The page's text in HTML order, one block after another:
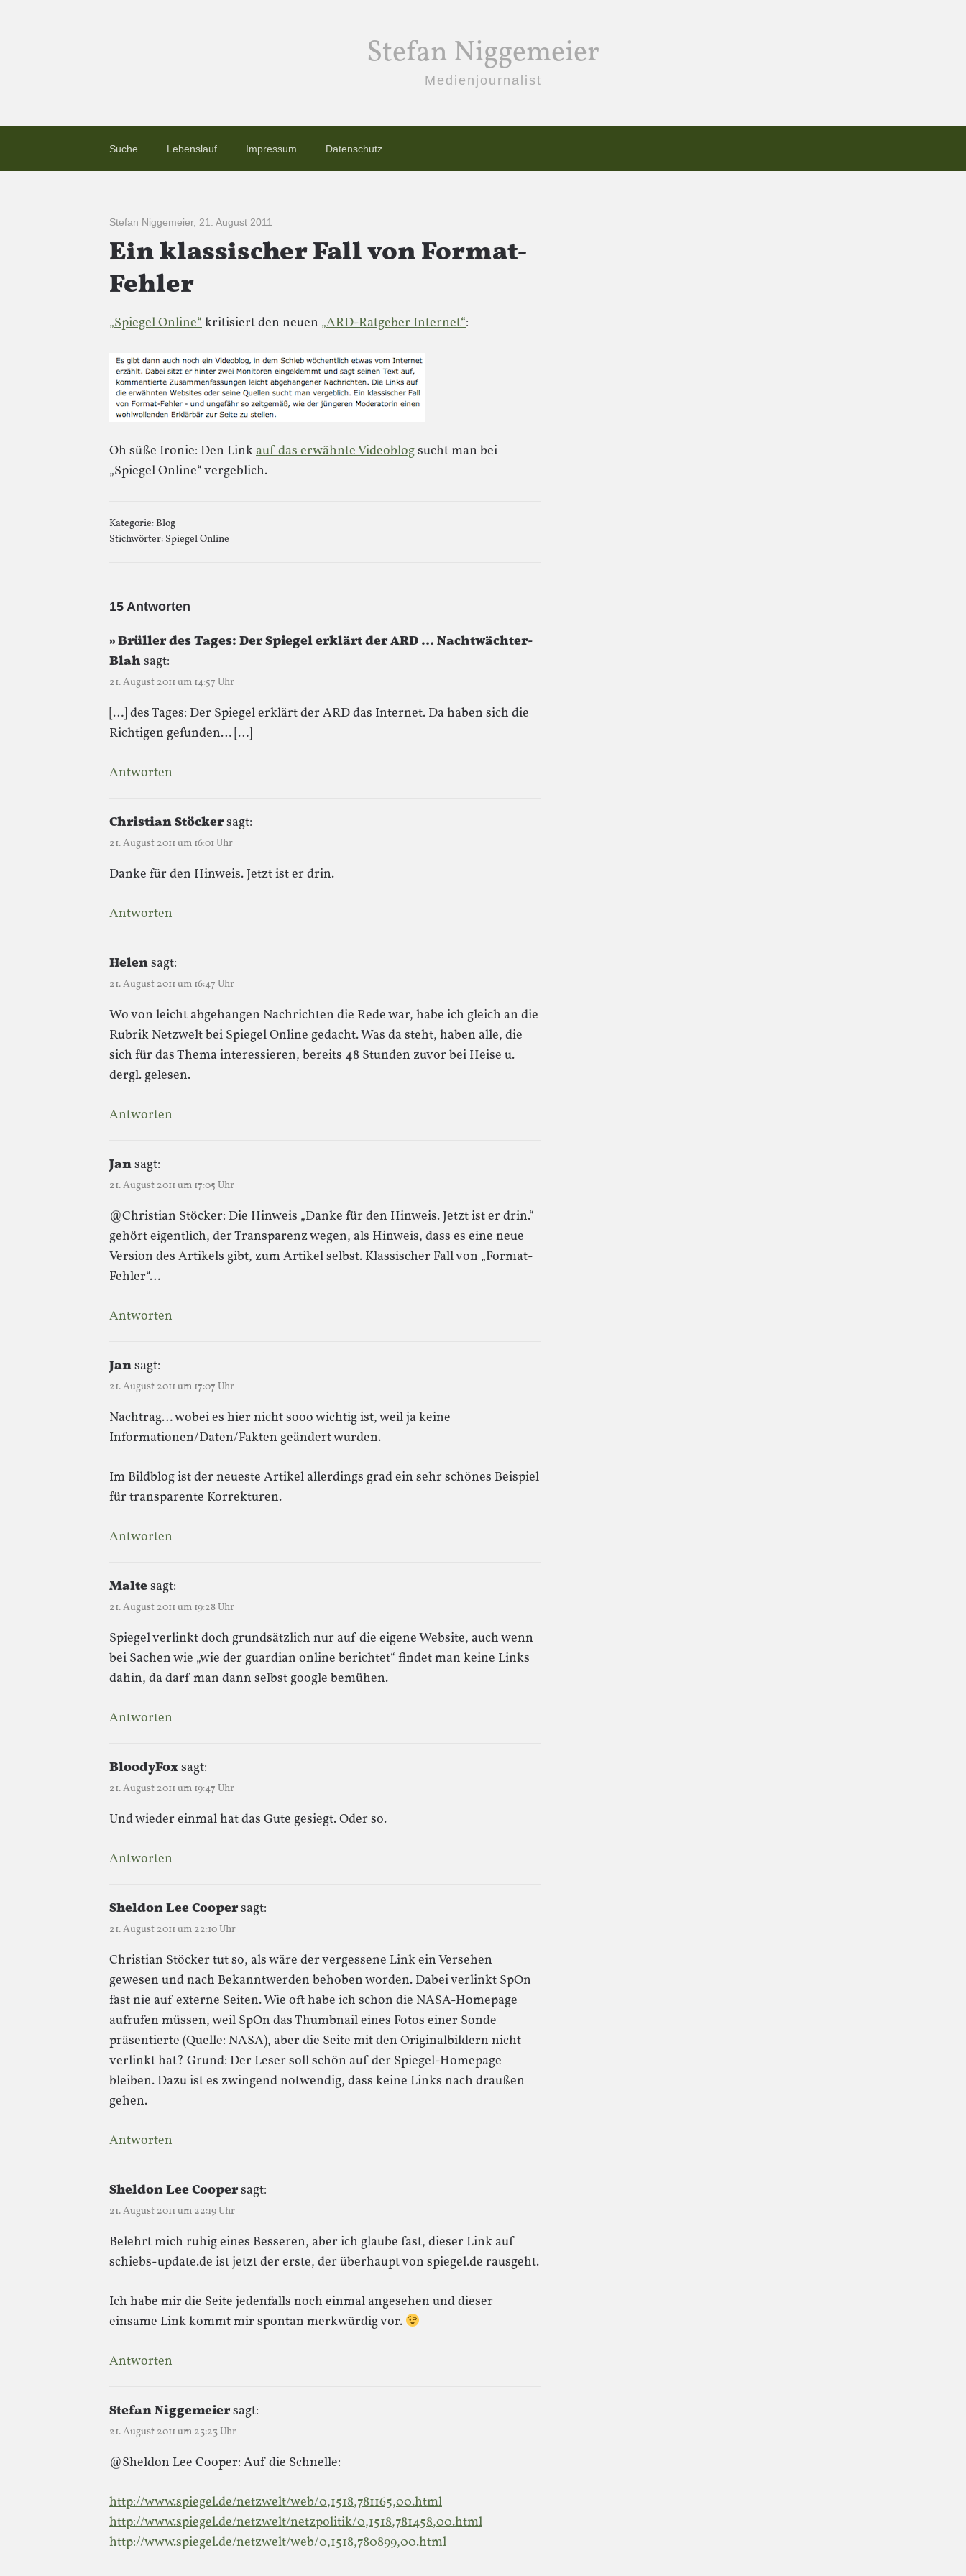
Stefan Niggemeier
Medienjournalist
Suche Lebenslauf Impressum Datenschutz
Stefan Niggemeier, 21. August 2011
Ein klassischer Fall von Format-
Fehler
„Spiegel Online“kritisiert den neuen „ARD-Ratgeber Internet“:
Oh süße Ironie: Den Linkauf das erwähnte Videoblogsucht man bei
„Spiegel Online“ vergeblich.
Kategorie:Blog
Stichwörter: Spiegel Online
15 Antworten
» Brüller des Tages: Der Spiegel erklärt der ARD … Nachtwächter-
Blah sagt:
21. August 2011 um 14:57 Uhr
[…] des Tages: Der Spiegel erklärt der ARD das Internet. Da haben sich die
Richtigen gefunden… […]
Antworten
Christian Stöckersagt:
21. August 2011 um 16:01 Uhr
Danke für den Hinweis. Jetzt ist er drin.
Antworten
Helensagt:
21. August 2011 um 16:47 Uhr
Wo von leicht abgehangen Nachrichten die Rede war, habe ich gleich an die
Rubrik Netzwelt bei Spiegel Online gedacht. Was da steht, haben alle, die
sich für das Thema interessieren, bereits 48 Stunden zuvor bei Heise u.
dergl. gelesen.
Antworten
Jansagt:
21. August 2011 um 17:05 Uhr
@Christian Stöcker: Die Hinweis „Danke für den Hinweis. Jetzt ist er drin.“
gehört eigentlich, der Transparenz wegen, als Hinweis, dass es eine neue
Version des Artikels gibt, zum Artikel selbst. Klassischer Fall von „Format-
Fehler“…
Antworten
Jansagt:
21. August 2011 um 17:07 Uhr
Nachtrag… wobei es hier nicht sooo wichtig ist, weil ja keine
Informationen/Daten/Fakten geändert wurden.
Im Bildblog ist der neueste Artikel allerdings grad ein sehr schönes Beispiel
für transparente Korrekturen.
Antworten
Maltesagt:
21. August 2011 um 19:28 Uhr
Spiegel verlinkt doch grundsätzlich nur auf die eigene Website, auch wenn
bei Sachen wie „wie der guardian online berichtet“ findet man keine Links
dahin, da darf man dann selbst google bemühen.
Antworten
BloodyFoxsagt:
21. August 2011 um 19:47 Uhr
Und wieder einmal hat das Gute gesiegt. Oder so.
Antworten
Sheldon Lee Coopersagt:
21. August 2011 um 22:10 Uhr
Christian Stöcker tut so, als wäre der vergessene Link ein Versehen
gewesen und nach Bekanntwerden behoben worden. Dabei verlinkt SpOn
fast nie auf externe Seiten. Wie oft habe ich schon die NASA-Homepage
aufrufen müssen, weil SpOn das Thumbnail eines Fotos einer Sonde
präsentierte (Quelle: NASA), aber die Seite mit den Originalbildern nicht
verlinkt hat? Grund: Der Leser soll schön auf der Spiegel-Homepage
bleiben. Dazu ist es zwingend notwendig, dass keine Links nach draußen
gehen.
Antworten
Sheldon Lee Coopersagt:
21. August 2011 um 22:19 Uhr
Belehrt mich ruhig eines Besseren, aber ich glaube fast, dieser Link auf
schiebs-update.de ist jetzt der erste, der überhaupt von spiegel.de rausgeht.
Ich habe mir die Seite jedenfalls noch einmal angesehen und dieser
einsame Link kommt mir spontan merkwürdig vor.
Antworten
Stefan Niggemeiersagt:
21. August 2011 um 23:23 Uhr
@Sheldon Lee Cooper: Auf die Schnelle:
http://www.spiegel.de/netzwelt/web/0,1518,781165,00.html
http://www.spiegel.de/netzwelt/netzpolitik/0,1518,781458,00.html
http://www.spiegel.de/netzwelt/web/0,1518,780899,00.html